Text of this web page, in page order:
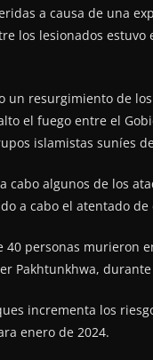
a causa de una
los lesionados estuvo
un resurgimiento de
el fuego entre el
islamistas suníes
cabo algunos de los
a cabo el atentado
40 personas murieron
Pakhtunkhwa,
incrementa los
enero de 2024.